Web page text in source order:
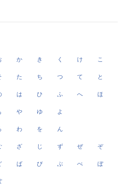
か き く け こ
た ち つ て と
は ひ ふ へ ほ
や ゆ よ
わ を ん
ざ じ ず ぜ ぞ
ば び ぶ べ ぼ